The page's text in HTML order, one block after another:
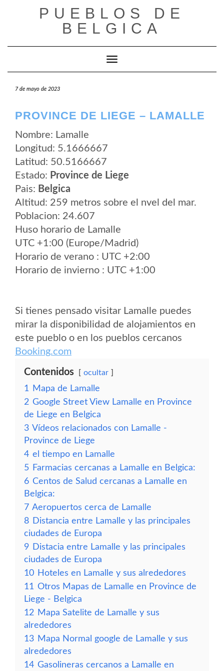
PUEBLOS DE
BELGICA
Cambiar modo de navegación
7 de mayo de 2023
PROVINCE DE LIEGE – LAMALLE
Nombre: Lamalle
Longitud: 5.1666667
Latitud: 50.5166667
Estado: Province de Liege
Pais: Belgica
Altitud: 259 metros sobre el nvel del mar.
Poblacion: 24.607
Huso horario de Lamalle
UTC +1:00 (Europe/Madrid)
Horario de verano : UTC +2:00
Horario de invierno : UTC +1:00
Si tienes pensado visitar Lamalle puedes
mirar la disponibilidad de alojamientos en
este pueblo o en los pueblos cercanos
Booking.com
Contenidos ocultar
1
Mapa de Lamalle
2 Google Street View Lamalle en Province
de Liege en Belgica
3 Vídeos relacionados con Lamalle -
Province de Liege
4 el tiempo en Lamalle
5 Farmacias cercanas a Lamalle en Belgica:
6 Centos de Salud cercanas a Lamalle en
Belgica:
7 Aeropuertos cerca de Lamalle
8 Distancia entre Lamalle y las principales
ciudades de Europa
9 Distacia entre Lamalle y las principales
ciudades de Europa
10 Hoteles en Lamalle y sus alrededores
11 Otros Mapas de Lamalle en Province de
Liege - Belgica
12 Mapa Satelite de Lamalle y sus
alrededores
13 Mapa Normal google de Lamalle y sus
alrededores
14 Gasolineras cercanos a Lamalle en